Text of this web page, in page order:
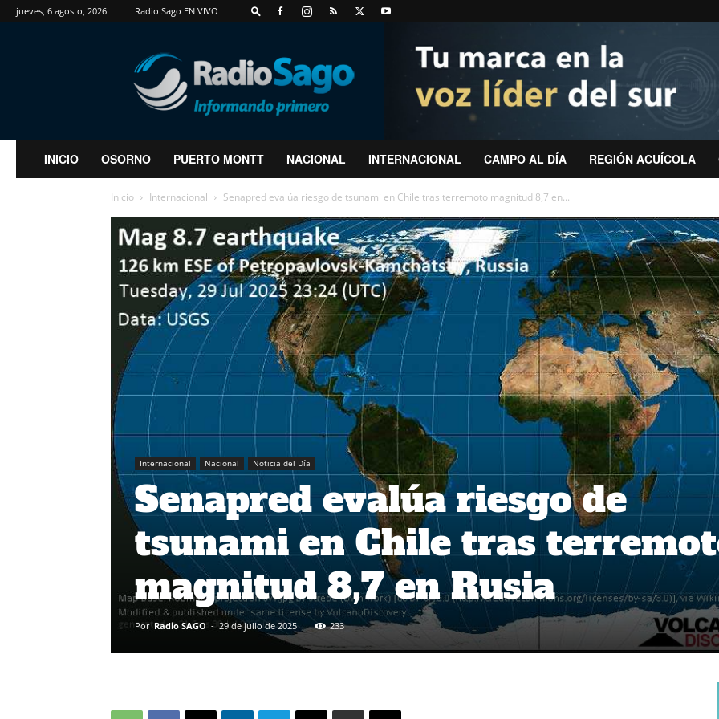
jueves, 6 agosto, 2026 Radio Sago EN VIVO
RadioSago
INICIO OSORNO PUERTO MONTT NACIONAL INTERNACIONAL CAMPO AL DÍA REGIÓN ACUÍCOLA
Inicio Internacional Senapred evalúa riesgo de tsunami en Chile tras terremoto magnitud 8,7 en...
Internacional Nacional Noticia del Día
Senapred evalúa riesgo de
tsunami en Chile tras
magnitud 8,7 en Rusia
Por Radio SAGO - 29 de julio de 2025 233